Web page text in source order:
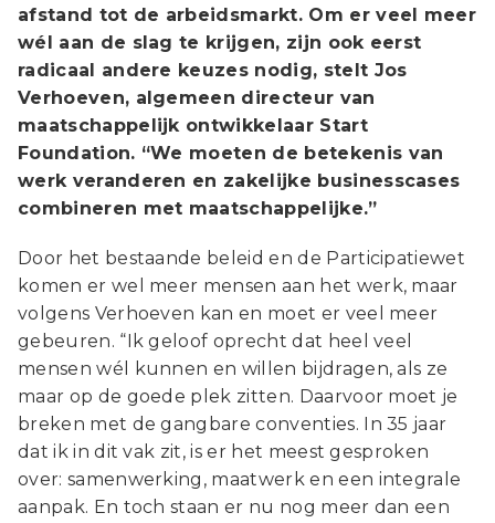
afstand tot de arbeidsmarkt. Om er veel meer
wél aan de slag te krijgen, zijn ook eerst
radicaal andere keuzes nodig, stelt Jos
Verhoeven, algemeen directeur van
maatschappelijk ontwikkelaar Start
Foundation. “We moeten de betekenis van
werk veranderen en zakelijke businesscases
combineren met maatschappelijke.”
Door het bestaande beleid en de Participatiewet
komen er wel meer mensen aan het werk, maar
volgens Verhoeven kan en moet er veel meer
gebeuren. “Ik geloof oprecht dat heel veel
mensen wél kunnen en willen bijdragen, als ze
maar op de goede plek zitten. Daarvoor moet je
breken met de gangbare conventies. In 35 jaar
dat ik in dit vak zit, is er het meest gesproken
over: samenwerking, maatwerk en een integrale
aanpak. En toch staan er nu nog meer dan een